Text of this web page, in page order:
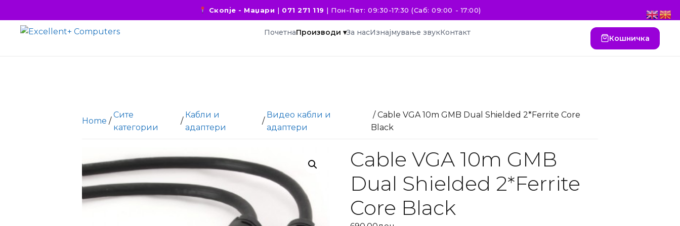
Скопје - Маџари | 071 271 119 | Пон-Пет: 09:30-17:30 (Саб: 09:00 - 17:00)
ПочетнаПроизводи ▾За насИзнајмување звукКонтакт
Кошничка
Home /
Сите
категории
/
Кабли и
адаптери
/
Видео кабли и
адаптери
/ Cable VGA 10m GMB Dual Shielded 2*Ferrite Core
Black
Cable VGA 10m GMB
Dual Shielded 2*Ferrite
Core Black